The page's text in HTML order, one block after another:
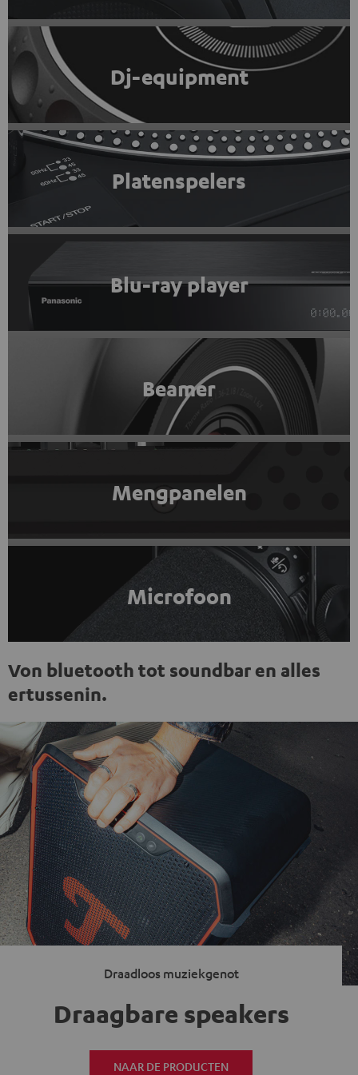
Dj-equipment
Platenspelers
Blu-ray player
Beamer
Mengpanelen
Microfoon
Von bluetooth tot soundbar en alles
ertussenin.
Draadloos muziekgenot
Draagbare speakers
NAAR DE PRODUCTEN